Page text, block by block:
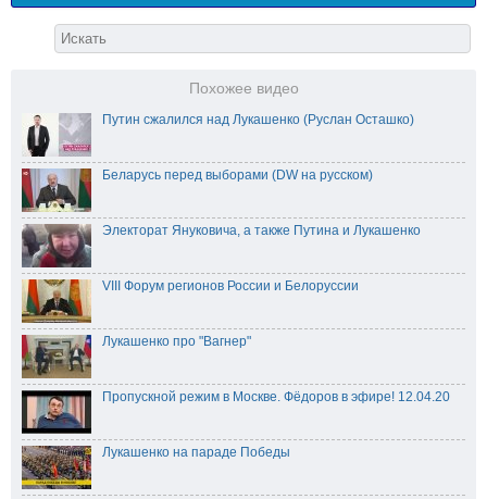
Похожее видео
Путин сжалился над Лукашенко (Руслан Осташко)
Беларусь перед выборами (DW на русском)
Электорат Януковича, а также Путина и Лукашенко
VIII Форум регионов России и Белоруссии
Лукашенко про "Вагнер"
Пропускной режим в Москве. Фёдоров в эфире! 12.04.20
Лукашенко на параде Победы